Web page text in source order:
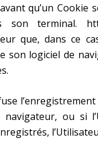
qu’un Cookie
son terminal.
que, dans ce
son logiciel de
ou si